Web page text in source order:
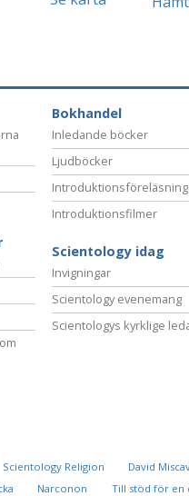
Bokhandel
Inledande böcker
Ljudböcker
Introduktionsfilmer
Scientology idag
Invigningar
Scientology evenemang
Scientologys kyrklige
Scientology Religion David
Narconon Till stöd för en